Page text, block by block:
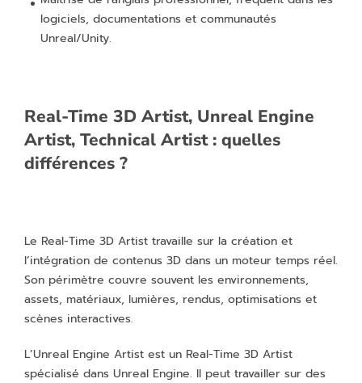
logiciels, documentations et communautés
Unreal/Unity.
Real-Time 3D Artist, Unreal Engine
Artist, Technical Artist : quelles
différences ?
Le Real-Time 3D Artist travaille sur la création et
l’intégration de contenus 3D dans un moteur temps réel.
Son périmètre couvre souvent les environnements,
assets, matériaux, lumières, rendus, optimisations et
scènes interactives.
L’Unreal Engine Artist est un Real-Time 3D Artist
spécialisé dans Unreal Engine. Il peut travailler sur des